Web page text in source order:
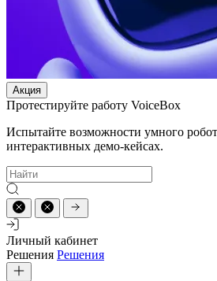
Акция
Протестируйте работу VoiceBox
Испытайте возможности умного
интерактивных демо-кейсах.
Личный кабинет
Решения Решения